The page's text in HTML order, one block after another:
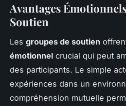
Avantages
Soutien
Les groupes de soutien
émotionnel crucial qui peut
des participants. Le simple
expériences dans un
compréhension mutuelle